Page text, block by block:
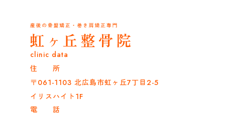
clinic data
住 所
〒061-1103 北広島市虹ヶ丘7丁目2-5
イリスハイト1F
電 話